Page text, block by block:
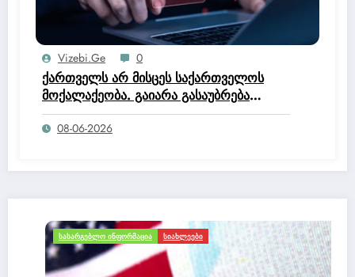
Vizebi.ge 0
ქართველს არ მისცეს საქართველოს
მოქალაქეობა. გაიარა გასაუბრება
იუსტიციის სახლში და მოქალაქეობის
კომისია დაწერა, რომ არ ეკუთნის
08-06-2026
ᲡᲐᲡᲐᲠᲒᲔᲑᲚᲝ ᲘᲜᲤᲝᲠᲛᲐᲪᲘᲐ ᲡᲘᲐᲮᲚᲔᲔᲑᲘ